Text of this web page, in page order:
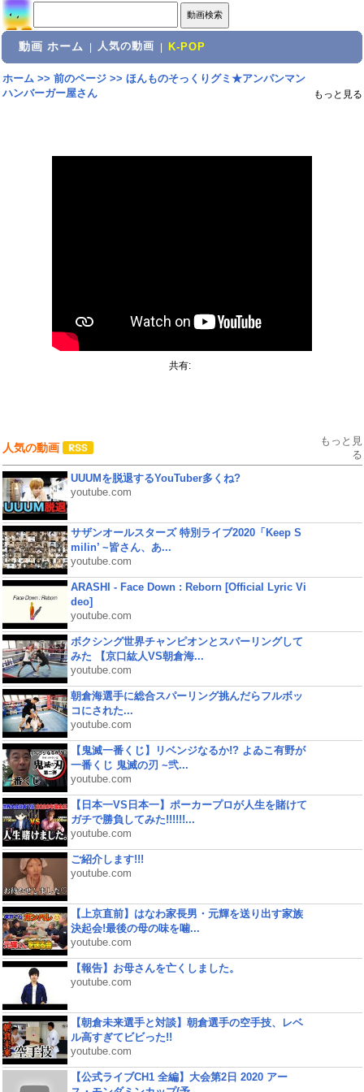
動画 ホーム 人気の動画 K-POP
ホーム>> 前のページ>> ほんものそっくりグミ★アンパンマン
ハンバーガー屋さん
もっと見る
共有:
人気の動画
もっと見
る
UUUMを脱退するYouTuber多くね?
youtube.com
サザンオールスターズ 特別ライブ2020「Keep S
milin’ ~皆さん、あ...
youtube.com
ARASHI - Face Down : Reborn [Official Lyric Vi
deo]
youtube.com
ボクシング世界チャンピオンとスパーリングして
みた 【京口紘人VS朝倉海...
youtube.com
朝倉海選手に総合スパーリング挑んだらフルボッ
コにされた...
youtube.com
【鬼滅一番くじ】リベンジなるか!? よゐこ有野が
一番くじ 鬼滅の刃 ~弐...
youtube.com
【日本一VS日本一】ポーカープロが人生を賭けて
ガチで勝負してみた!!!!!!...
youtube.com
ご紹介します!!!
youtube.com
【上京直前】はなわ家長男・元輝を送り出す家族
決起会!最後の母の味を噛...
youtube.com
【報告】お母さんを亡くしました。
youtube.com
【朝倉未来選手と対談】朝倉選手の空手技、レベ
ル高すぎてビビった!!
youtube.com
【公式ライブCH1 全編】大会第2日 2020 アー